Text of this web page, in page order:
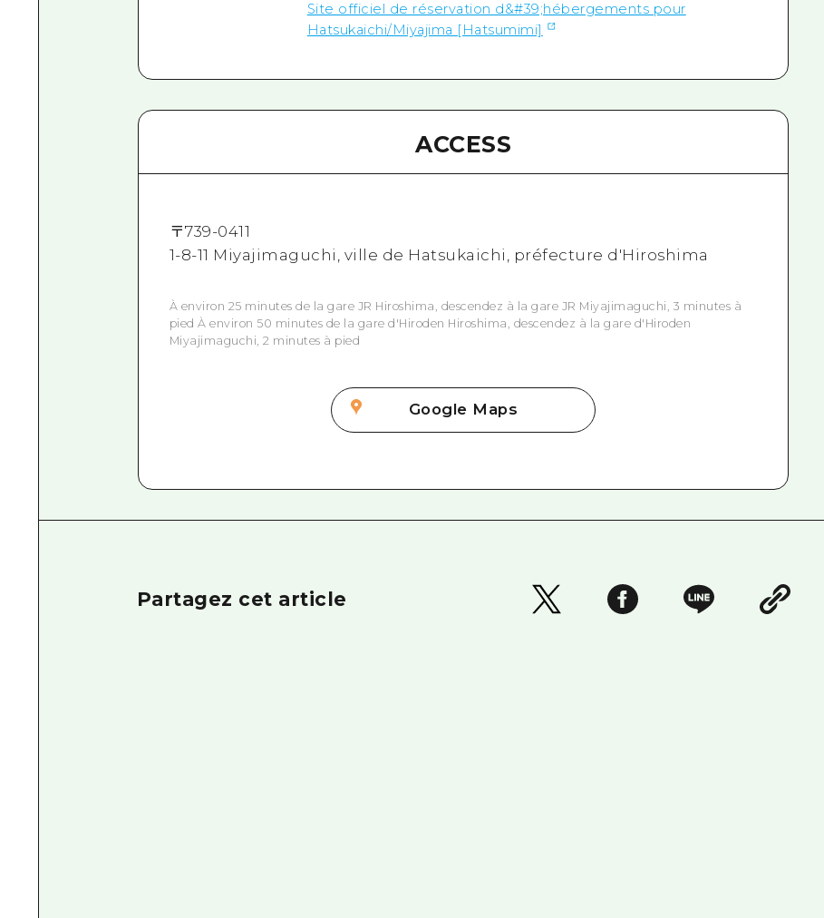
Site officiel de réservation d&#39;hébergements pour
Hatsukaichi/Miyajima [Hatsumimi]
ACCESS
〒739-0411
1-8-11 Miyajimaguchi, ville de Hatsukaichi, préfecture d'Hiroshima
À environ 25 minutes de la gare JR Hiroshima, descendez à la gare JR Miyajimaguchi, 3 minutes à
pied À environ 50 minutes de la gare d'Hiroden Hiroshima, descendez à la gare d'Hiroden
Miyajimaguchi, 2 minutes à pied
Google Maps
Partagez cet article